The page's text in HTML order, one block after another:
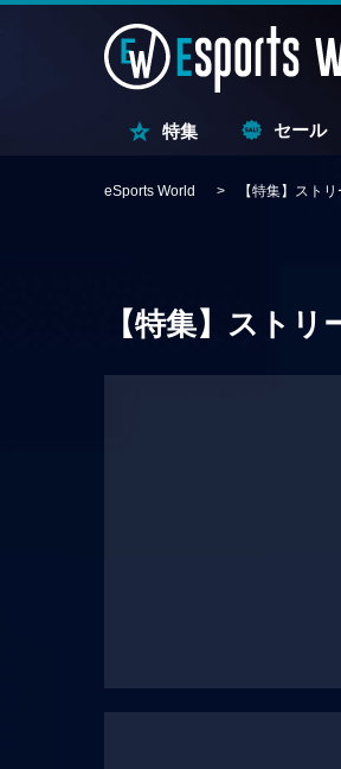
特集 セール
eSports World 【特集】スト
【特集】スト